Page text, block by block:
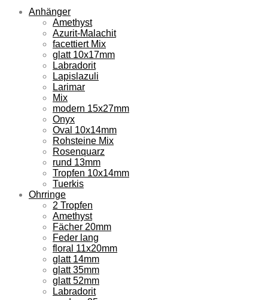
Anhänger
Amethyst
Azurit-Malachit
facettiert Mix
glatt 10x17mm
Labradorit
Lapislazuli
Larimar
Mix
modern 15x27mm
Onyx
Oval 10x14mm
Rohsteine Mix
Rosenquarz
rund 13mm
Tropfen 10x14mm
Tuerkis
Ohrringe
2 Tropfen
Amethyst
Fächer 20mm
Feder lang
floral 11x20mm
glatt 14mm
glatt 35mm
glatt 52mm
Labradorit